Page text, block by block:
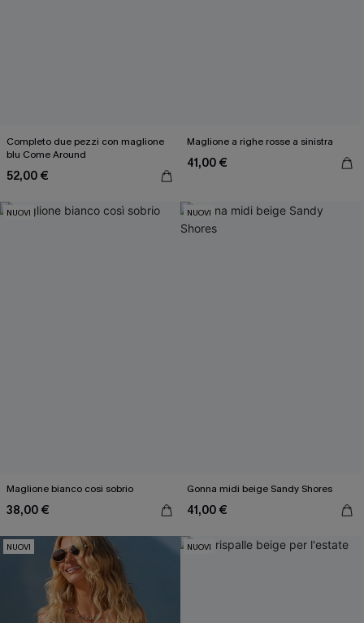
Completo due pezzi con maglione
blu Come Around
52,00 €
Maglione a righe rosse a sinistra
41,00 €
NUOVI
Maglione bianco così sobrio
38,00 €
NUOVI
Gonna midi beige Sandy Shores
41,00 €
NUOVI NUOVI